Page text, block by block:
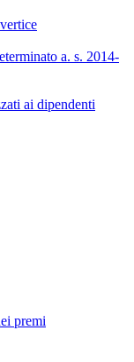
a. s. 2014-
ai dipendenti
premi